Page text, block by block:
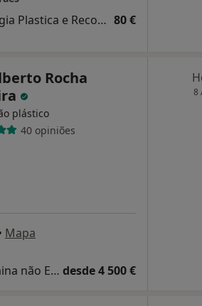
Primeira consulta Cirurgia Plastica e Reconstrutiva 80 €
Rocha
plástico
40 opiniões
Mapa
Plastica Mamaria Feminina não Estética desde 4 500 €
8